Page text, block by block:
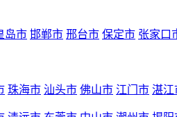
岛市 邯郸市 邢台市 保定市 张家口
珠海市 汕头市 佛山市 江门市 湛江